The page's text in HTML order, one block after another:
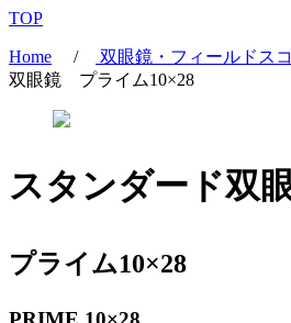
TOP
Home / 双眼鏡・フィールドス
双眼鏡 プライム10×28
スタンダード双
プライム10×28